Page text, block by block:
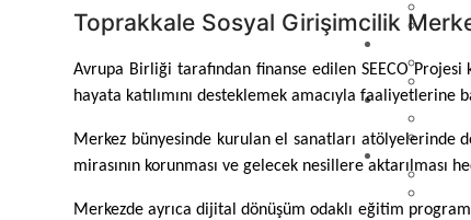
Toprakkale Sosyal Girişimcilik
Avrupa Birliği tarafından finanse edilen SEECO
hayata katılımını desteklemek amacıyla faaliyetlerine
Merkez bünyesinde kurulan el sanatları
mirasının korunması ve gelecek nesillere aktarılması
Merkezde ayrıca dijital dönüşüm odaklı eğitim